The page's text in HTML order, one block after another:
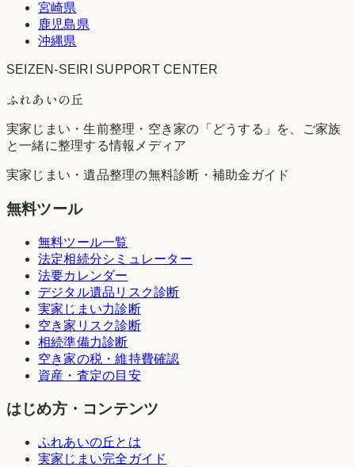
宮崎県
鹿児島県
沖縄県
SEIZEN-SEIRI SUPPORT CENTER
ふれあいの丘
実家じまい・生前整理・空き家の「どうする」を、ご家族
と一緒に整理する情報メディア
実家じまい・遺品整理の無料診断・補助金ガイド
無料ツール
無料ツール一覧
法定相続分シミュレーター
法要カレンダー
デジタル遺品リスク診断
実家じまい力診断
空き家リスク診断
相続準備力診断
空き家の税・維持費確認
資産・査定の目安
はじめ方・コンテンツ
ふれあいの丘とは
実家じまい完全ガイド